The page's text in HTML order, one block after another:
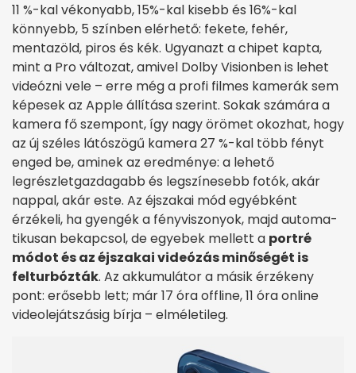
11 %-kal vékonyabb, 15%-kal kisebb és 16%-kal
könnyebb, 5 színben elérhető: fekete, fehér,
mentazöld, piros és kék. Ugyanazt a chipet kapta,
mint a Pro változat, amivel Dolby Visionben is lehet
videózni vele – erre még a profi filmes kamerák sem
képesek az Apple állítása szerint. Sokak számára a
kamera fő szempont, így nagy örömet okozhat, hogy
az új széles látószögű kamera 27 %-kal több fényt
enged be, aminek az eredménye: a lehető
legrészletgazdagabb és legszínesebb fotók, akár
nappal, akár este. Az éjszakai mód egyébként
érzékeli, ha gyengék a fény­viszonyok, majd auto­ma­
ti­ku­san bekapcsol, de egyebek mellett a portré
módot és az éjszakai videózás minőségét is
felturbózták. Az akkumulátor a másik érzékeny
pont: erősebb lett; már 17 óra offline, 11 óra online
videolejátszásig bírja – elméletileg.